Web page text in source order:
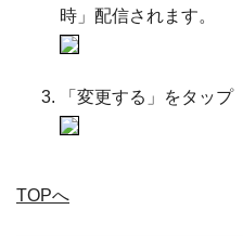
時」配信されます。
「変更する」をタップ
TOPへ